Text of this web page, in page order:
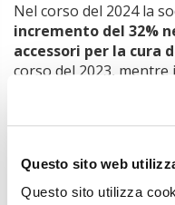
Questo sito web
Questo sito utilizza
Nel corso del 2024 la
incremento del 32%
accessori per la cura
corso del 2023,
,
Argomenti: